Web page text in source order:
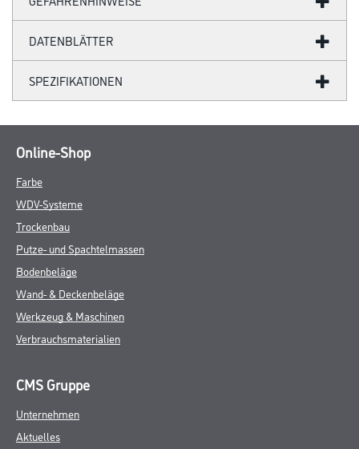
DATENBLÄTTER
SPEZIFIKATIONEN
Online-Shop
Farbe
WDV-Systeme
Trockenbau
Putze- und Spachtelmassen
Bodenbeläge
Wand- & Deckenbeläge
Werkzeug & Maschinen
Verbrauchsmaterialien
CMS Gruppe
Unternehmen
Aktuelles